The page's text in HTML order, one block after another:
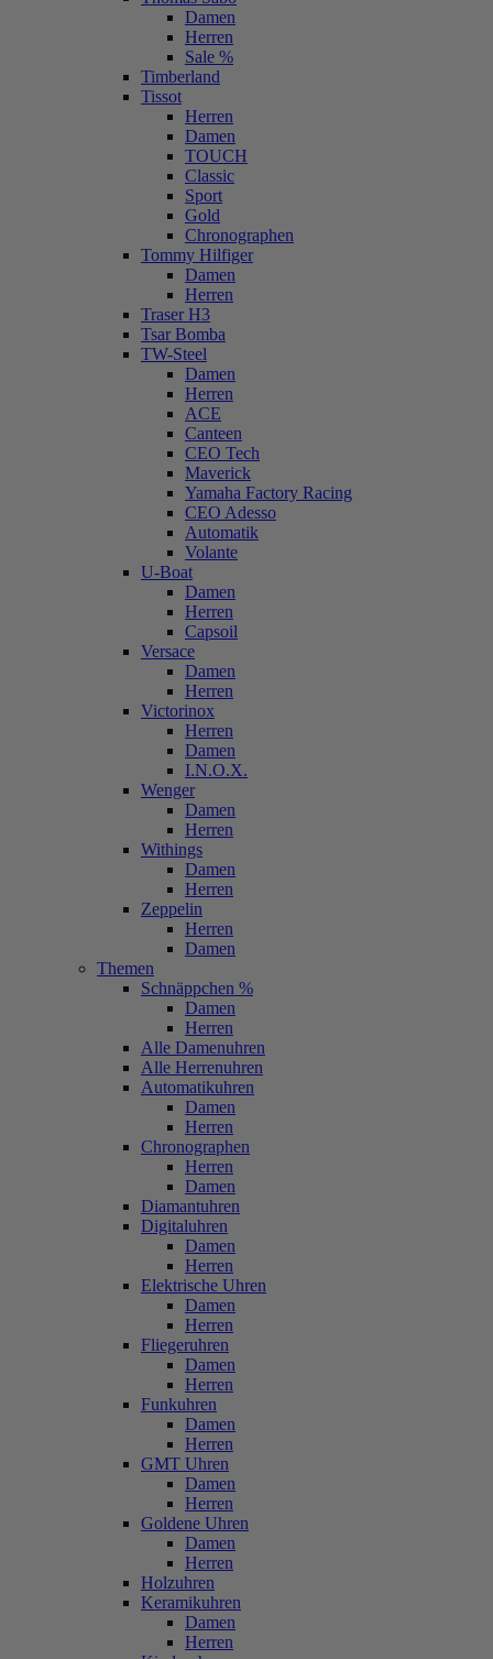
Damen
Herren
Sale %
Timberland
Tissot
Herren
Damen
TOUCH
Classic
Sport
Gold
Chronographen
Tommy Hilfiger
Damen
Herren
Traser H3
Tsar Bomba
TW-Steel
Damen
Herren
ACE
Canteen
CEO Tech
Maverick
Yamaha Factory Racing
CEO Adesso
Automatik
Volante
U-Boat
Damen
Herren
Capsoil
Versace
Damen
Herren
Victorinox
Herren
Damen
I.N.O.X.
Wenger
Damen
Herren
Withings
Damen
Herren
Zeppelin
Herren
Damen
Themen
Schnäppchen %
Damen
Herren
Alle Damenuhren
Alle Herrenuhren
Automatikuhren
Damen
Herren
Chronographen
Herren
Damen
Diamantuhren
Digitaluhren
Damen
Herren
Elektrische Uhren
Damen
Herren
Fliegeruhren
Damen
Herren
Funkuhren
Damen
Herren
GMT Uhren
Damen
Herren
Goldene Uhren
Damen
Herren
Holzuhren
Keramikuhren
Damen
Herren